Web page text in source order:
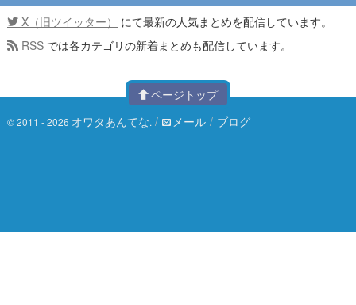
X（旧ツイッター）
にて最新の人気まとめを配信しています。
RSS では各カテゴリの新着まとめも配信しています。
ページトップ
© 2011 - 2026 オワタあんてな. / メール / ブログ